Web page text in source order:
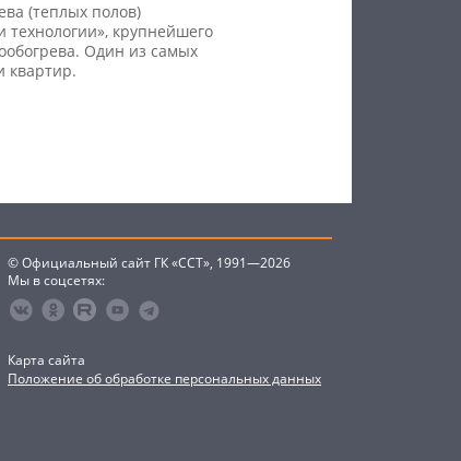
(теплых полов)
крупнейшего
Один из самых
квартир.
© Официальный сайт ГК «ССТ», 1991—2026
Мы в соцсетях:
Карта сайта
Положение об обработке персональных данных